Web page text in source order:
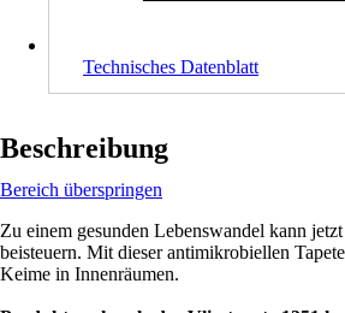
Technisches Datenblatt
Beschreibung
Bereich überspringen
Zu einem gesunden Lebenswandel kann
beisteuern. Mit dieser antimikrobiellen
Keime in Innenräumen.